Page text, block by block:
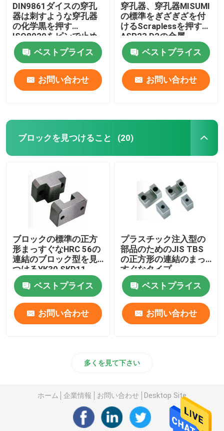
DIN9861ダイスの穿孔
器は刺すような穿孔器
の化学黒を押す
ISO8020をピンで止め
る
ベストプライス
お問い合わせ
穿孔器、穿孔器MISUMI
の標準をぎざぎざを付
けるScraplessを押す
ASP23 D2の金属
ベストプライス
お問い合わせ
ブロックを見つけること (20)
ブロックの標準の正方
形まっすぐなHRC 56の
連結のブロック型を見
つけるYK30 SKD11
ベストプライス
お問い合わせ
プラスチック注入型の
部品のためのJIS TBS
の正方形の連結のまっ
すぐなタイプ
ベストプライス
お問い合わせ
多くを見て下さい
ホーム 企業情報 お問い合わせ Desktop Site